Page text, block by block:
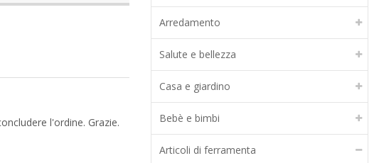
l'ordine. Grazie.
Arredamento
Salute e bellezza
Casa e giardino
Bebè e bimbi
Articoli di ferramenta